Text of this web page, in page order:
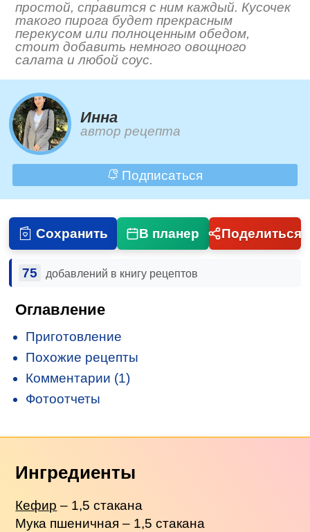
простой, справится с ним каждый. Кусочек
такого пирога будет прекрасным
перекусом или полноценным обедом,
стоит добавить немного овощного
салата и любой соус.
Инна
автор рецепта
Подписаться
Сохранить В планер Поделиться
75 добавлений в книгу рецептов
Оглавление
Приготовление
Похожие рецепты
Комментарии (1)
Фотоотчеты
Ингредиенты
Кефир – 1,5 стакана
Мука пшеничная – 1,5 стакана